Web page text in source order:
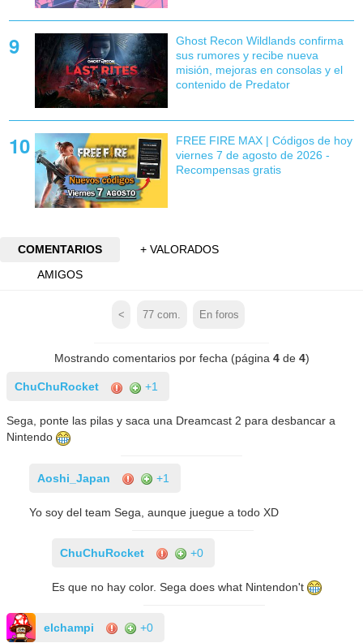
Ghost Recon Wildlands confirma
sus rumores y recibe nueva
misión, mejoras en consolas y el
contenido de Predator
FREE FIRE MAX | Códigos de hoy
viernes 7 de agosto de 2026 -
Recompensas gratis
COMENTARIOS
+ VALORADOS
AMIGOS
< 77 com. En foros
Mostrando comentarios por fecha (página 4de 4)
ChuChuRocket +1
Sega, ponte las pilas y saca una Dreamcast 2 para desbancar a
Nintendo
Aoshi_Japan +1
Yo soy del team Sega, aunque juegue a todo XD
ChuChuRocket +0
Es que no hay color. Sega does what Nintendon't
elchampi +0